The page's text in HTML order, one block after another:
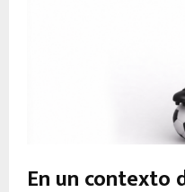
En un contexto